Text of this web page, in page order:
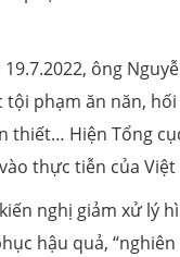
ông
phạm ăn năn,
Hiện Tổng
thực tiễn của Việt
nghị giảm xử lý
hậu quả,